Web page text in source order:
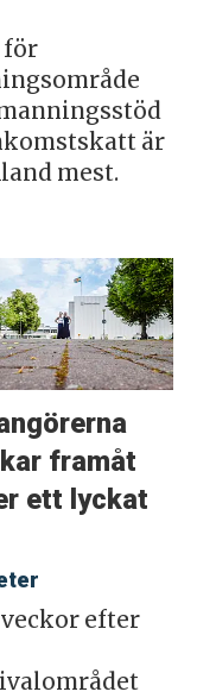
för
är
mest.
framåt
ett lyckat
efter